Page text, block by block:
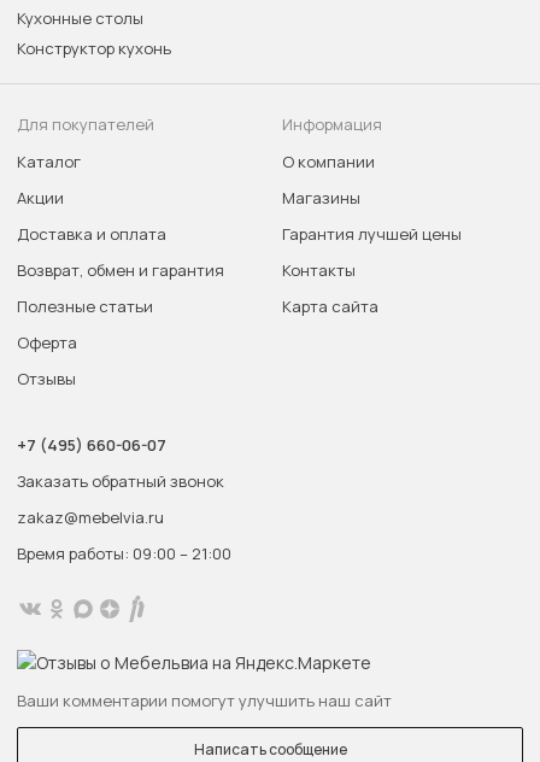
Кухонные столы
Конструктор кухонь
Для покупателей
Каталог
Акции
Доставка и оплата
Возврат, обмен и гарантия
Полезные статьи
Оферта
Отзывы
Информация
О компании
Магазины
Гарантия лучшей цены
Контакты
Карта сайта
+7 (495) 660-06-07
Заказать обратный звонок
zakaz@mebelvia.ru
Время работы: 09:00 – 21:00
Ваши комментарии помогут улучшить наш сайт
Написать сообщение